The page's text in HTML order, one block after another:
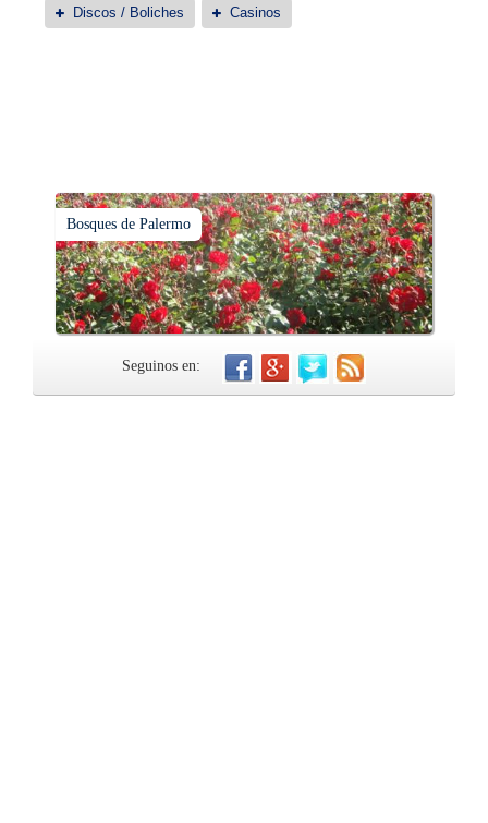
Discos / Boliches Casinos
Bosques de Palermo
Seguinos en: